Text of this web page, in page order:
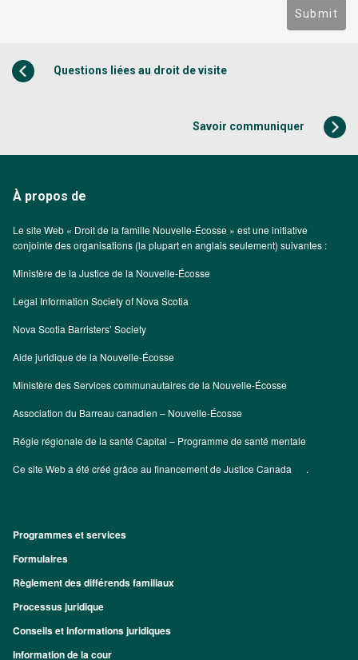
Submit
Questions liées au droit de visite
Savoir communiquer
À propos de
Le site Web « Droit de la famille Nouvelle-Écosse » est une initiative
conjointe des organisations (la plupart en anglais seulement) suivantes :
Ministère de la Justice de la Nouvelle-Écosse
Legal Information Society of Nova Scotia
Nova Scotia Barristers’ Society
Aide juridique de la Nouvelle-Écosse
Ministère des Services communautaires de la Nouvelle-Écosse
Association du Barreau canadien – Nouvelle-Écosse
Régie régionale de la santé Capital – Programme de santé mentale
Ce site Web a été créé grâce au financement deJustice Canada .
Footer
Programmes et services
Formulaires
Règlement des différends familiaux
Processus juridique
Conseils et informations juridiques
Information de la cour